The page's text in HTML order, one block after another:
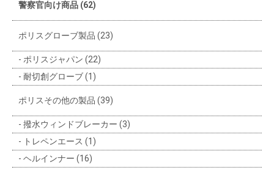
警察官向け商品 (62)
ポリスグローブ製品 (23)
ポリスジャパン (22)
耐切創グローブ (1)
ポリスその他の製品 (39)
撥水ウィンドブレーカー (3)
トレペンエース (1)
ヘルインナー (16)